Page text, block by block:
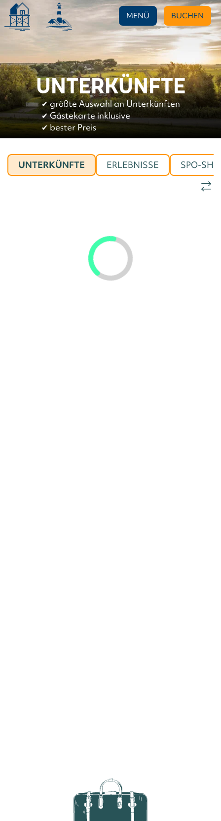
MENÜ BUCHEN
UNTERKÜNFTE
✔︎größte Auswahl an Unterkünften
✔︎Gästekarte inklusive
✔︎ bester Preis
UNTERKÜNFTE ERLEBNISSE SPO-